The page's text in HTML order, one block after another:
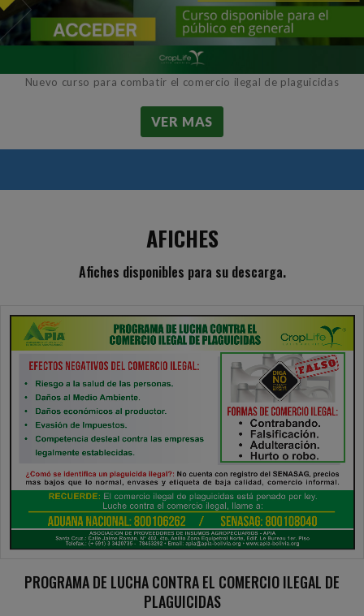
Nuevo curso para combatir el comercio ilegal de plaguicidas
VER MAS
AFICHES
Afiches disponibles para su descarga.
PROGRAMA DE LUCHA CONTRA EL COMERCIO ILEGAL DE
PLAGUICIDAS